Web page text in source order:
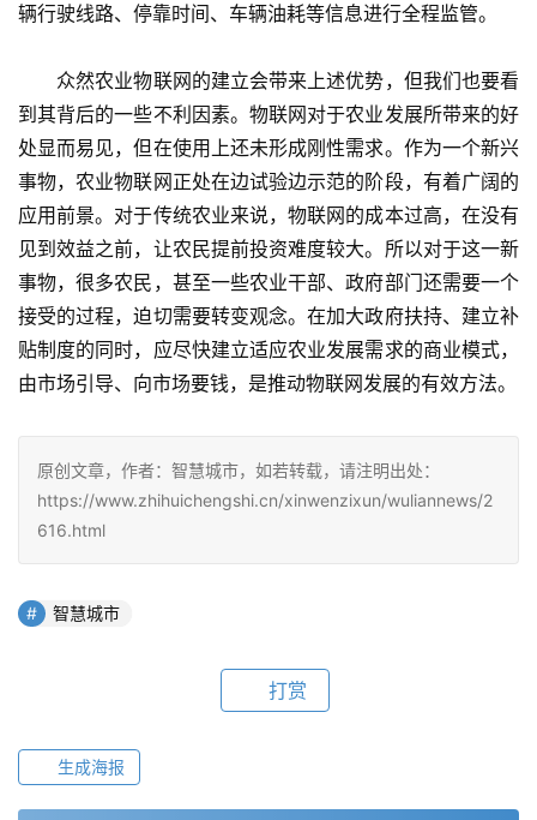
辆行驶线路、停靠时间、车辆油耗等信息进行全程监管。
众然农业物联网的建立会带来上述优势，但我们也要看
到其背后的一些不利因素。物联网对于农业发展所带来的好
处显而易见，但在使用上还未形成刚性需求。作为一个新兴
事物，农业物联网正处在边试验边示范的阶段，有着广阔的
应用前景。对于传统农业来说，物联网的成本过高，在没有
见到效益之前，让农民提前投资难度较大。所以对于这一新
事物，很多农民，甚至一些农业干部、政府部门还需要一个
接受的过程，迫切需要转变观念。在加大政府扶持、建立补
贴制度的同时，应尽快建立适应农业发展需求的商业模式，
由市场引导、向市场要钱，是推动物联网发展的有效方法。
原创文章，作者：智慧城市，如若转载，请注明出处：
https://www.zhihuichengshi.cn/xinwenzixun/wuliannews/2
616.html
智慧城市
打赏
生成海报